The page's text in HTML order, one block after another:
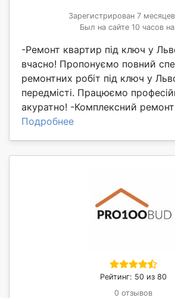
Зарегистрирован 7
Был на сайте 10 часов
-Ремонт квартир під ключ у
вчасно! Пропонуємо повний
ремонтних робіт під ключ у
передмісті. Працюємо
акуратно! -Комплексний ремонт
Подробнее
Рейтинг: 50 из 80
0 отзывов